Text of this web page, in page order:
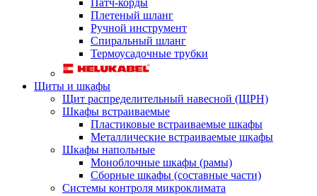
Патч-корды
Плетеный шланг
Ручной инструмент
Спиральный шланг
Термоусадочные трубки
Щиты и шкафы
Щит распределительный навесной (ЩРН)
Шкафы встраиваемые
Пластиковые встраиваемые шкафы
Металлические встраиваемые шкафы
Шкафы напольные
Моноблочные шкафы (рамы)
Сборные шкафы (составные части)
Системы контроля микроклимата